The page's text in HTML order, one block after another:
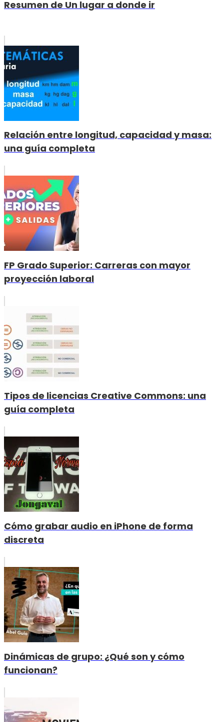
Resumen de Un lugar a donde ir
Relación entre longitud, capacidad y masa:
una guía completa
FP Grado Superior: Carreras con mayor
proyección laboral
Tipos de licencias Creative Commons: una
guía completa
Cómo grabar audio en iPhone de forma
discreta
Dinámicas de grupo: ¿Qué son y cómo
funcionan?